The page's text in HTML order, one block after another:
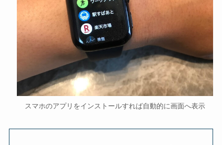
スマホのアプリをインストールすれば自動的に画面へ表示